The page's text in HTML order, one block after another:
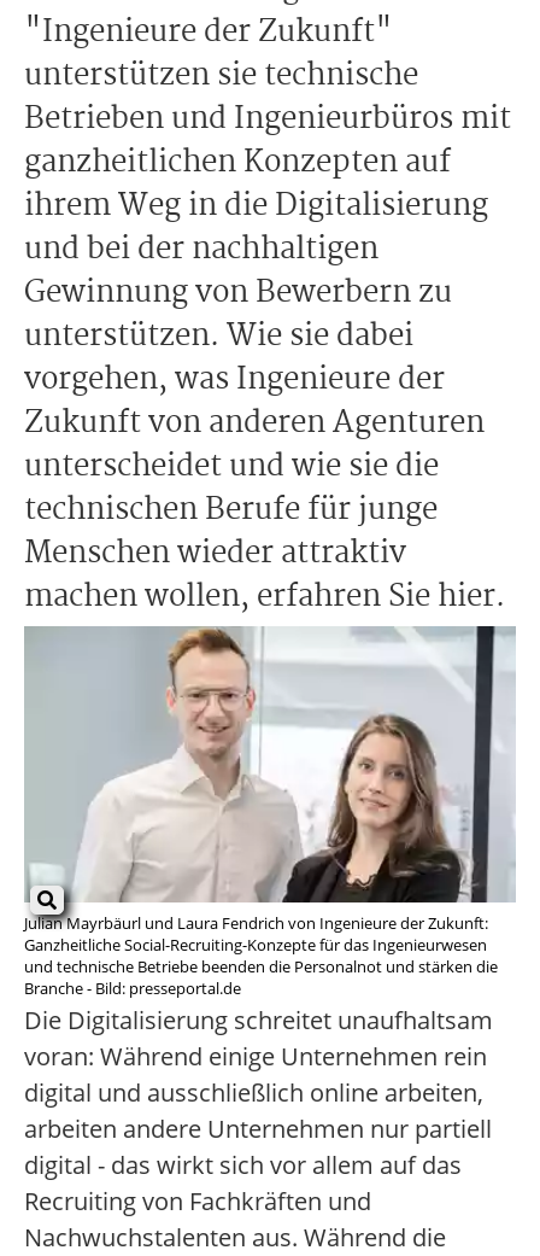
"Ingenieure der Zukunft"
unterstützen sie technische
Betrieben und Ingenieurbüros mit
ganzheitlichen Konzepten auf
ihrem Weg in die Digitalisierung
und bei der nachhaltigen
Gewinnung von Bewerbern zu
unterstützen. Wie sie dabei
vorgehen, was Ingenieure der
Zukunft von anderen Agenturen
unterscheidet und wie sie die
technischen Berufe für junge
Menschen wieder attraktiv
machen wollen, erfahren Sie hier.
Julian Mayrbäurl und Laura Fendrich von Ingenieure der Zukunft:
Ganzheitliche Social-Recruiting-Konzepte für das Ingenieurwesen
und technische Betriebe beenden die Personalnot und stärken die
Branche - Bild: presseportal.de
Die Digitalisierung schreitet unaufhaltsam
voran: Während einige Unternehmen rein
digital und ausschließlich online arbeiten,
arbeiten andere Unternehmen nur partiell
digital - das wirkt sich vor allem auf das
Recruiting von Fachkräften und
Nachwuchstalenten aus. Während die